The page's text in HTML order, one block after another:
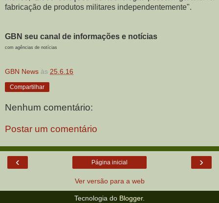
fabricação de produtos militares independentemente".
GBN seu canal de informações e notícias
com agências de notícias
GBN News às 25.6.16
Compartilhar
Nenhum comentário:
Postar um comentário
‹ ›
Página inicial
Ver versão para a web
Tecnologia do Blogger.